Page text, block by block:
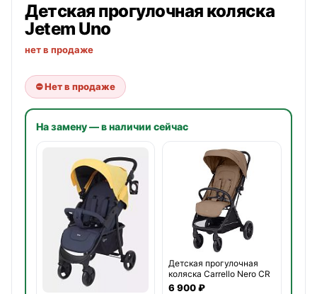
Детская прогулочная коляска
Jetem Uno
нет в продаже
⛔ Нет в продаже
На замену — в наличии сейчас
Детская прогулочная
коляска Carrello Nero CR
6 900 ₽